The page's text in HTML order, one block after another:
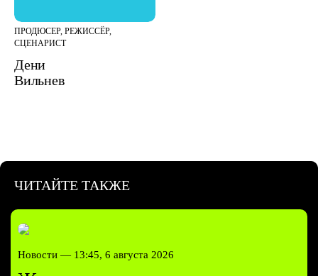
ПРОДЮСЕР, РЕЖИССЁР,
СЦЕНАРИСТ
Дени
Вильнев
ЧИТАЙТЕ ТАКЖЕ
Новости — 13:45, 6 августа 2026